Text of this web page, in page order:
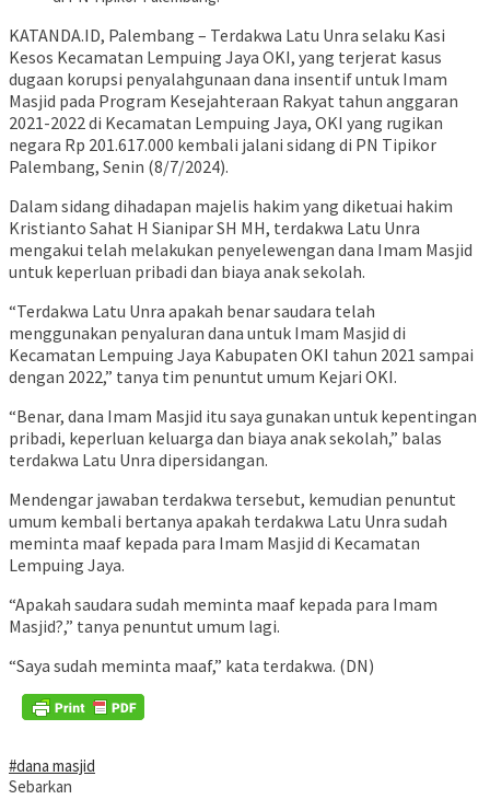
KATANDA.ID, Palembang – Terdakwa Latu Unra selaku Kasi
Kesos Kecamatan Lempuing Jaya OKI, yang terjerat kasus
dugaan korupsi penyalahgunaan dana insentif untuk Imam
Masjid pada Program Kesejahteraan Rakyat tahun anggaran
2021-2022 di Kecamatan Lempuing Jaya, OKI yang rugikan
negara Rp 201.617.000 kembali jalani sidang di PN Tipikor
Palembang, Senin (8/7/2024).
Dalam sidang dihadapan majelis hakim yang diketuai hakim
Kristianto Sahat H Sianipar SH MH, terdakwa Latu Unra
mengakui telah melakukan penyelewengan dana Imam Masjid
untuk keperluan pribadi dan biaya anak sekolah.
“Terdakwa Latu Unra apakah benar saudara telah
menggunakan penyaluran dana untuk Imam Masjid di
Kecamatan Lempuing Jaya Kabupaten OKI tahun 2021 sampai
dengan 2022,” tanya tim penuntut umum Kejari OKI.
“Benar, dana Imam Masjid itu saya gunakan untuk kepentingan
pribadi, keperluan keluarga dan biaya anak sekolah,” balas
terdakwa Latu Unra dipersidangan.
Mendengar jawaban terdakwa tersebut, kemudian penuntut
umum kembali bertanya apakah terdakwa Latu Unra sudah
meminta maaf kepada para Imam Masjid di Kecamatan
Lempuing Jaya.
“Apakah saudara sudah meminta maaf kepada para Imam
Masjid?,” tanya penuntut umum lagi.
“Saya sudah meminta maaf,” kata terdakwa. (DN)
#dana masjid
Sebarkan